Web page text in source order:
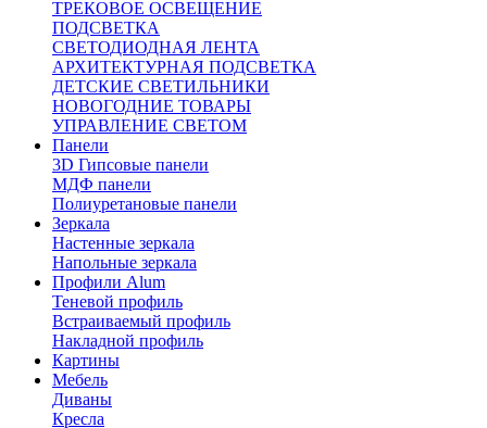
ТРЕКОВОЕ ОСВЕЩЕНИЕ
ПОДСВЕТКА
СВЕТОДИОДНАЯ ЛЕНТА
АРХИТЕКТУРНАЯ ПОДСВЕТКА
ДЕТСКИЕ СВЕТИЛЬНИКИ
НОВОГОДНИЕ ТОВАРЫ
УПРАВЛЕНИЕ СВЕТОМ
Панели
3D Гипсовые панели
МДФ панели
Полиуретановые панели
Зеркала
Настенные зеркала
Напольные зеркала
Профили Alum
Теневой профиль
Встраиваемый профиль
Накладной профиль
Картины
Мебель
Диваны
Кресла